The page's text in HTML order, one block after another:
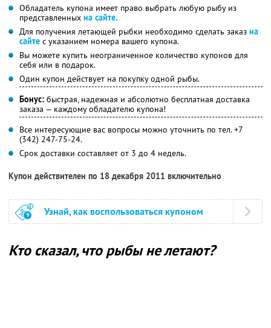
Обладатель купона имеет право выбрать любую рыбу из
представленных на сайте.
Для получения летающей рыбки необходимо сделать заказ на
сайте с указанием номера вашего купона.
Вы можете купить неограниченное количество купонов для
себя или в подарок.
Один купон действует на покупку одной рыбы.
Бонус: быстрая, надежная и абсолютно бесплатная доставка
заказа — каждому обладателю купона!
Все интересующие вас вопросы можно уточнить по тел. +7
(342) 247-75-24.
Срок доставки составляет от 3 до 4 недель.
Купон действителен по 18 декабря 2011 включительно
Узнай, как воспользоваться купоном
Кто сказал, что рыбы не летают?